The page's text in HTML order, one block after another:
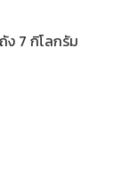
ง 7 กิโลกรัม